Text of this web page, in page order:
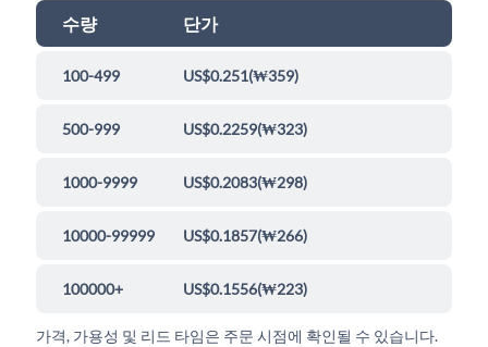
수량 단가
100-499 US$0.251(₩359)
500-999 US$0.2259(₩323)
1000-9999 US$0.2083(₩298)
10000-99999 US$0.1857(₩266)
100000+ US$0.1556(₩223)
가격, 가용성 및 리드 타임은 주문 시점에 확인될 수 있습니다.